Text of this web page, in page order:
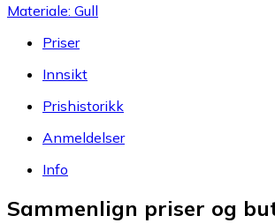
Materiale: Gull
Priser
Innsikt
Prishistorikk
Anmeldelser
Info
Sammenlign priser og